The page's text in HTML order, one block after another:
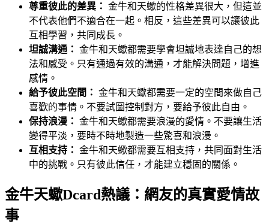
尊重彼此的差異： 金牛和天蠍的性格差異很大，但這並
不代表他們不適合在一起。相反，這些差異可以讓彼此
互相學習，共同成長。
坦誠溝通： 金牛和天蠍都需要學會坦誠地表達自己的想
法和感受。只有通過有效的溝通，才能解決問題，增進
感情。
給予彼此空間： 金牛和天蠍都需要一定的空間來做自己
喜歡的事情。不要試圖控制對方，要給予彼此自由。
保持浪漫： 金牛和天蠍都需要浪漫的愛情。不要讓生活
變得平淡，要時不時地製造一些驚喜和浪漫。
互相支持： 金牛和天蠍都需要互相支持，共同面對生活
中的挑戰。只有彼此信任，才能建立穩固的關係。
金牛天蠍Dcard熱議：網友的真實愛情故
事